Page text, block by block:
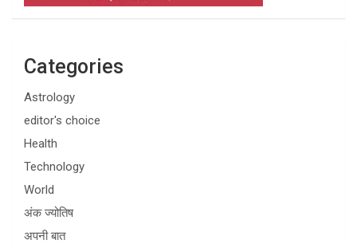
Categories
Astrology
editor's choice
Health
Technology
World
अंक ज्योतिष
अपनी बात